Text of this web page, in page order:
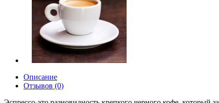
Описание
Отзывов (0)